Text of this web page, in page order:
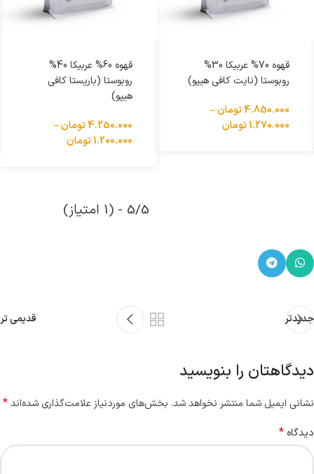
قهوه 70% عربیکا 30%
روبوستا (نایت کافی هیپو)
4.850.000تومان–
1.270.000تومان
قهوه 60% عربیکا 40%
روبوستا (باریستا کافی
هیپو)
4.250.000تومان–
1.200.000تومان
5/5 - (1 امتیاز)
جدیدتر قدیمی تر
دیدگاهتان را بنویسید
نشانی ایمیل شما منتشر نخواهد شد. بخش‌های موردنیاز علامت‌گذاری شده‌اند*
دیدگاه *